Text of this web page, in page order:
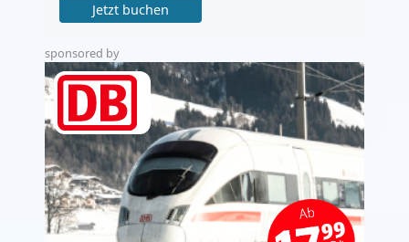
Jetzt buchen
sponsored by